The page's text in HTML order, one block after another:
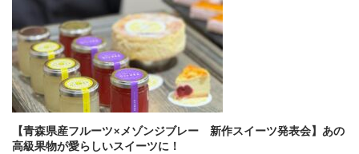
【青森県産フルーツ×メゾンジブレー 新作スイーツ発表会】あの
高級果物が愛らしいスイーツに！